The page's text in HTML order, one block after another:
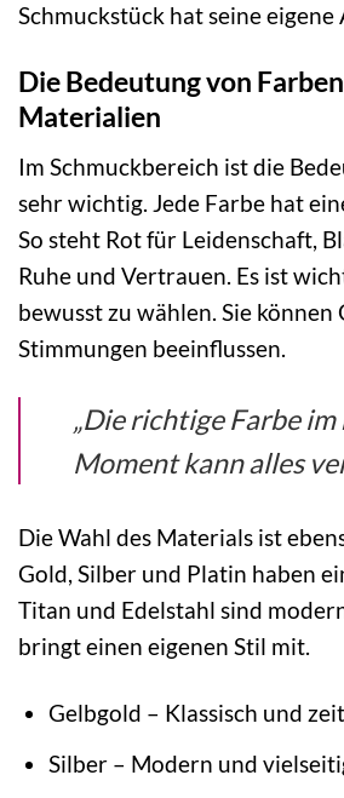
Schmuckstück hat seine eigene
Die Bedeutung von
Materialien
Im Schmuckbereich ist die
sehr wichtig. Jede Farbe hat
So steht Rot für Leidenschaft,
Ruhe und Vertrauen. Es ist
bewusst zu wählen. Sie können
Stimmungen beeinflussen.
„Die richtige Farbe
Moment kann alles
Die Wahl des Materials ist
Gold, Silber und Platin haben
Titan und Edelstahl sind
bringt einen eigenen Stil mit.
Gelbgold – Klassisch und
Silber – Modern und